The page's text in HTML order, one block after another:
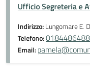
Ufficio Segreteria e
Indirizzo:Lungomare E.
Telefono:0184486488
Email: